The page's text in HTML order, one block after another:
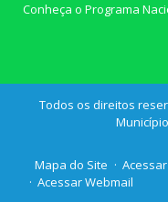
Conheça o Programa
Todos os direitos
Mapa do Site
Acessar Webmail